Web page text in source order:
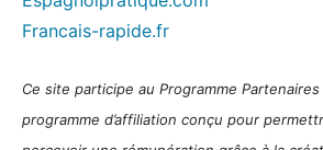
Francais-rapide.fr
Ce site participe au Programme Partenaires
programme d’affiliation conçu pour